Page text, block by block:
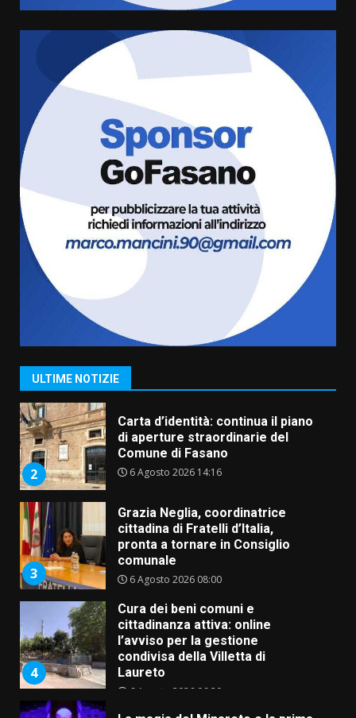
ULTIME NOTIZIE
assoluta de “L’Albergo
Belvedere. Il rapimento”
6 Agosto 2026 06:15
Serie D, l’Us Fasano è escluso
dal campionato
5 Agosto 2026 17:30
Truffatori in azione nelle
frazioni fasanesi
5 Agosto 2026 11:03
1
Fasanese ferito a colpi di arma
da fuoco
6 Agosto 2026 18:13
2
Carta d’identità: continua il piano
di aperture straordinarie del
Comune di Fasano
6 Agosto 2026 14:16
3
Grazia Neglia, coordinatrice
cittadina di Fratelli d’Italia,
pronta a tornare in Consiglio
comunale
6 Agosto 2026 08:00
4
Cura dei beni comuni e
cittadinanza attiva: online
l’avviso per la gestione
condivisa della Villetta di
Laureto
6 Agosto 2026 06:20